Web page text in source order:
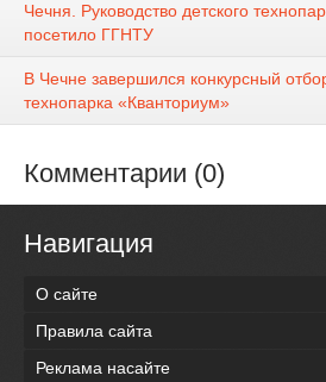
Чечня. Руководство детского
посетило ГГНТУ
В Чечне завершился конкурсный
технопарка «Кванториум»
Комментарии (0)
Навигация
О сайте
Правила сайта
Реклама насайте